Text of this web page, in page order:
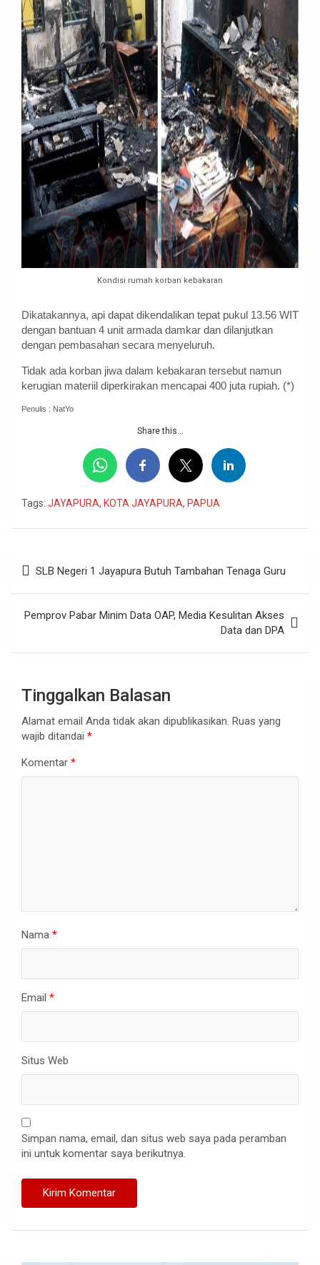
Kondisi rumah korban kebakaran
Dikatakannya, api dapat dikendalikan tepat pukul 13.56 WIT
dengan bantuan 4 unit armada damkar dan dilanjutkan
dengan pembasahan secara menyeluruh.
Tidak ada korban jiwa dalam kebakaran tersebut namun
kerugian materiil diperkirakan mencapai 400 juta rupiah. (*)
Penulis : NatYo
Share this...
Tags: JAYAPURA, KOTA JAYAPURA, PAPUA
pos
SLB Negeri 1 Jayapura Butuh Tambahan Tenaga Guru
Pemprov Pabar Minim Data OAP, Media Kesulitan Akses
Data dan DPA
Tinggalkan Balasan
Alamat email Anda tidak akan dipublikasikan. Ruas yang
wajib ditandai *
Komentar *
Nama *
Email *
Situs Web
Simpan nama, email, dan situs web saya pada peramban
ini untuk komentar saya berikutnya.